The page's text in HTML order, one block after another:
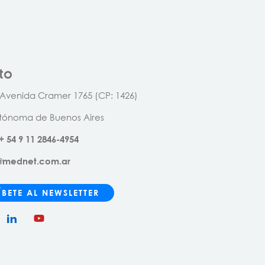
Cramer 1765 (CP: 1426)
de Buenos Aires
54 9 11 2846-4954
AL NEWSLETTER